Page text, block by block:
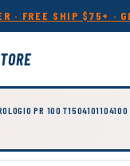
· FREE SHIP $75+ ·
PR 100 T1504101104100